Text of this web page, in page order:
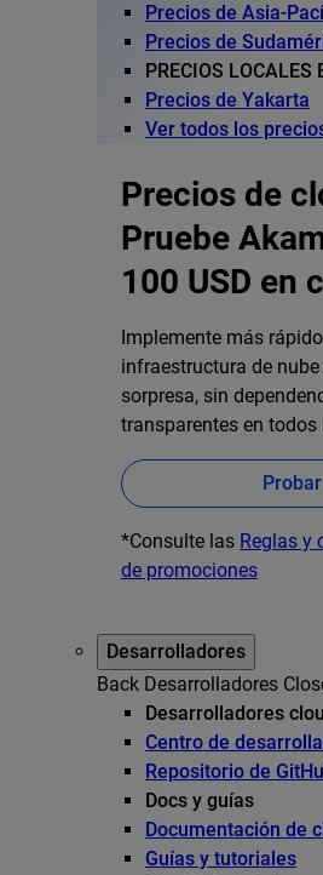
Precios de Asia-
Precios de
PRECIOS LOCALES
Precios de Yakarta
Ver todos los
Precios de
Pruebe
100 USD en
Implemente más
infraestructura de
sorpresa, sin
transparentes en
*Consulte las Reglas y
de promociones
Desarrolladores
Back Desarrolladores
Desarrolladores
Centro de
Repositorio de
Docs y guías
Documentación de
Guías y tutoriales